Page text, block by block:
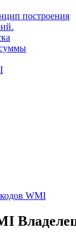
построения
WMI